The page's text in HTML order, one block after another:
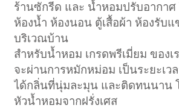
ร้านซักรีด และ น้ำหอมปรับอากาศ
ห้องน้ำ ห้องนอน ตู้เสื้อผ้า ห้องรับแ
บริเวณบ้าน
สำหรับน้ำหอม เกรดพรีเมี่ยม ของเ
จะผ่านการหมักหม่อม เป็นระยะเว
ได้กลิ่นที่นุ่มละมุน และติดทนนาน
หัวน้ำหอมจากฝรั่งเศส